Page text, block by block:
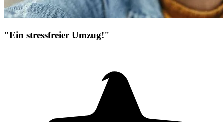
"Ein stressfreier Umzug!"